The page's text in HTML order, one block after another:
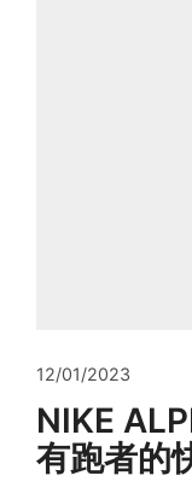
12/01/2023
NIKE
有跑者的